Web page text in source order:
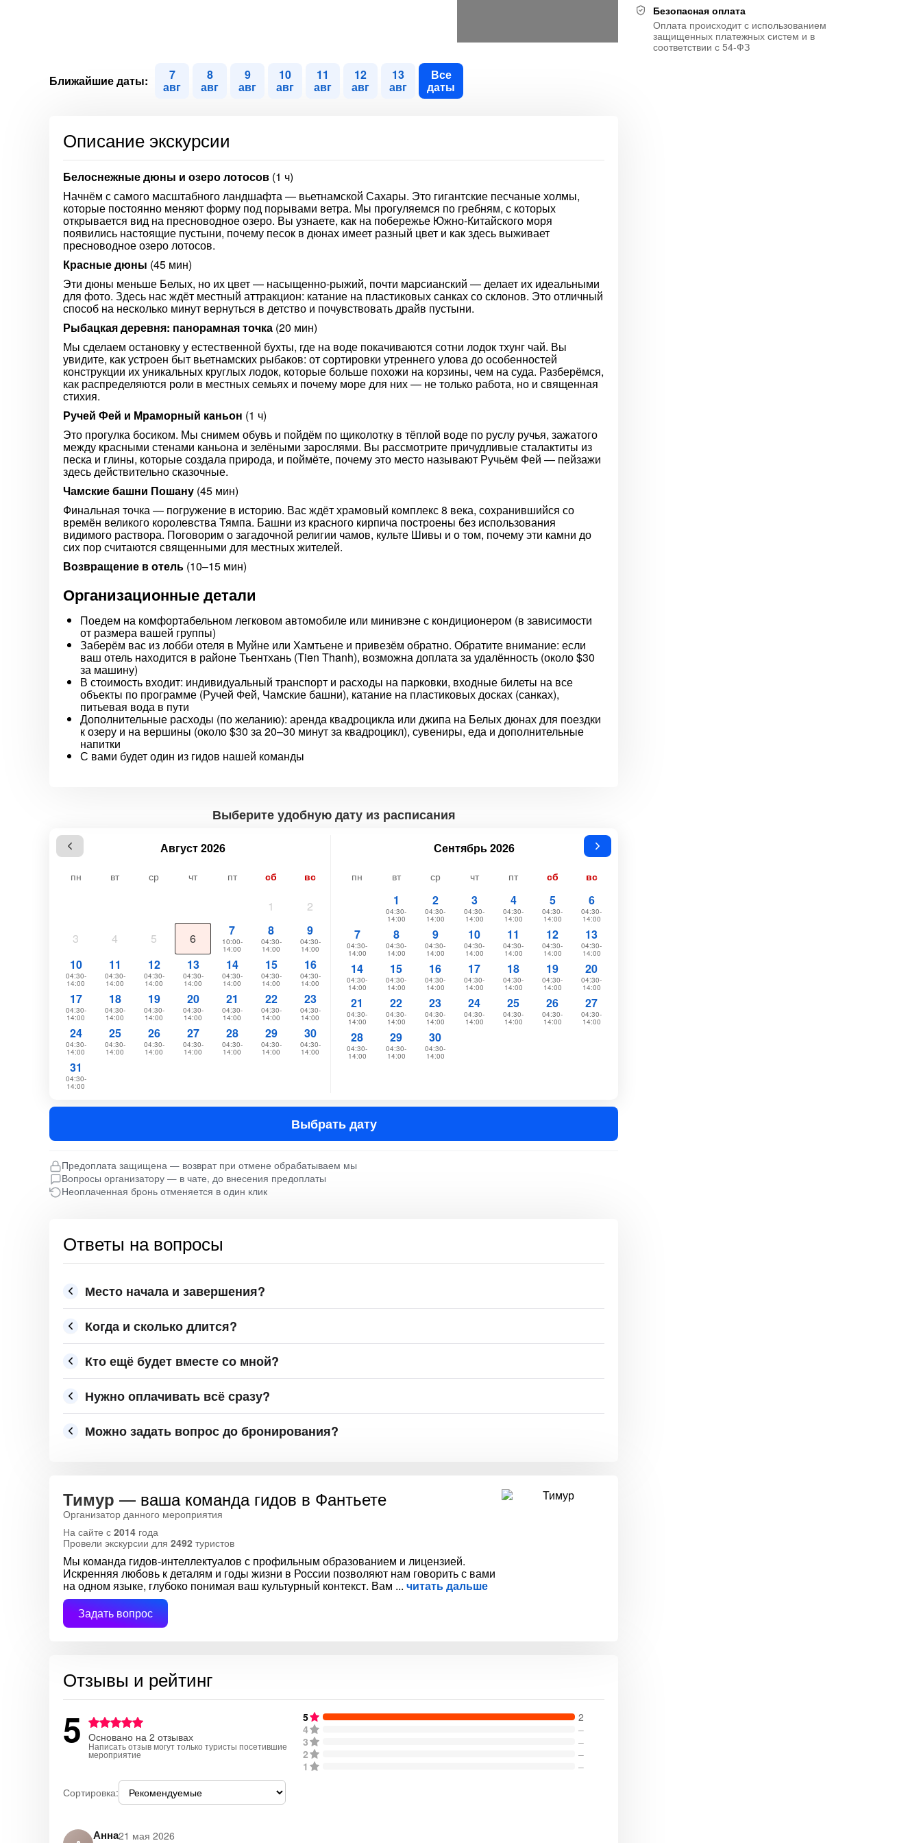
Ближайшие даты: 7
авг
8
авг
9
авг
10
авг
11
авг
12
авг
13
авг
Все
даты
Описание экскурсии
Белоснежные дюны и озеро лотосов (1 ч)
Начнём с самого масштабного ландшафта — вьетнамской Сахары. Это гигантские песчаные холмы,
которые постоянно меняют форму под порывами ветра. Мы прогуляемся по гребням, с которых
открывается вид на пресноводное озеро. Вы узнаете, как на побережье Южно-Китайского моря
появились настоящие пустыни, почему песок в дюнах имеет разный цвет и как здесь выживает
пресноводное озеро лотосов.
Красные дюны (45 мин)
Эти дюны меньше Белых, но их цвет — насыщенно-рыжий, почти марсианский — делает их идеальными
для фото. Здесь нас ждёт местный аттракцион: катание на пластиковых санках со склонов. Это отличный
способ на несколько минут вернуться в детство и почувствовать драйв пустыни.
Рыбацкая деревня: панорамная точка (20 мин)
Мы сделаем остановку у естественной бухты, где на воде покачиваются сотни лодок тхунг чай. Вы
увидите, как устроен быт вьетнамских рыбаков: от сортировки утреннего улова до особенностей
конструкции их уникальных круглых лодок, которые больше похожи на корзины, чем на суда. Разберёмся,
как распределяются роли в местных семьях и почему море для них — не только работа, но и священная
стихия.
Ручей Фей и Мраморный каньон (1 ч)
Это прогулка босиком. Мы снимем обувь и пойдём по щиколотку в тёплой воде по руслу ручья, зажатого
между красными стенами каньона и зелёными зарослями. Вы рассмотрите причудливые сталактиты из
песка и глины, которые создала природа, и поймёте, почему это место называют Ручьём Фей — пейзажи
здесь действительно сказочные.
Чамские башни Пошану (45 мин)
Финальная точка — погружение в историю. Вас ждёт храмовый комплекс 8 века, сохранившийся со
времён великого королевства Тямпа. Башни из красного кирпича построены без использования
видимого раствора. Поговорим о загадочной религии чамов, культе Шивы и о том, почему эти камни до
сих пор считаются священными для местных жителей.
Возвращение в отель (10–15 мин)
Организационные детали
Поедем на комфортабельном легковом автомобиле или минивэне с кондиционером (в зависимости
от размера вашей группы)
Заберём вас из лобби отеля в Муйне или Хамтьене и привезём обратно. Обратите внимание: если
ваш отель находится в районе Тьентхань (Tien Thanh), возможна доплата за удалённость (около $30
за машину)
В стоимость входит: индивидуальный транспорт и расходы на парковки, входные билеты на все
объекты по программе (Ручей Фей, Чамские башни), катание на пластиковых досках (санках),
питьевая вода в пути
Дополнительные расходы (по желанию): аренда квадроцикла или джипа на Белых дюнах для поездки
к озеру и на вершины (около $30 за 20–30 минут за квадроцикл), сувениры, еда и дополнительные
напитки
С вами будет один из гидов нашей команды
Выберите удобную дату из расписания
Август 2026
пн вт ср чт пт сб вс
1 2
3 4 5 6
7
10:00-
14:00
8
04:30-
14:00
9
04:30-
14:00
10
04:30-
14:00
11
04:30-
14:00
12
04:30-
14:00
13
04:30-
14:00
14
04:30-
14:00
15
04:30-
14:00
16
04:30-
14:00
17
04:30-
14:00
18
04:30-
14:00
19
04:30-
14:00
20
04:30-
14:00
21
04:30-
14:00
22
04:30-
14:00
23
04:30-
14:00
24
04:30-
14:00
25
04:30-
14:00
26
04:30-
14:00
27
04:30-
14:00
28
04:30-
14:00
29
04:30-
14:00
30
04:30-
14:00
31
04:30-
14:00
Сентябрь 2026
пн вт ср чт пт сб вс
1
04:30-
14:00
2
04:30-
14:00
3
04:30-
14:00
4
04:30-
14:00
5
04:30-
14:00
6
04:30-
14:00
7
04:30-
14:00
8
04:30-
14:00
9
04:30-
14:00
10
04:30-
14:00
11
04:30-
14:00
12
04:30-
14:00
13
04:30-
14:00
14
04:30-
14:00
15
04:30-
14:00
16
04:30-
14:00
17
04:30-
14:00
18
04:30-
14:00
19
04:30-
14:00
20
04:30-
14:00
21
04:30-
14:00
22
04:30-
14:00
23
04:30-
14:00
24
04:30-
14:00
25
04:30-
14:00
26
04:30-
14:00
27
04:30-
14:00
28
04:30-
14:00
29
04:30-
14:00
30
04:30-
14:00
Выбрать дату
Предоплата защищена — возврат при отмене обрабатываем мы
Вопросы организатору — в чате, до внесения предоплаты
Неоплаченная бронь отменяется в один клик
Ответы на вопросы
Место начала и завершения?
Когда и сколько длится?
Кто ещё будет вместе со мной?
Нужно оплачивать всё сразу?
Можно задать вопрос до бронирования?
Тимур — ваша команда гидов в Фантьете
Организатор данного мероприятия
На сайте с 2014 года
Провели экскурсии для 2492 туристов
Мы команда гидов-интеллектуалов с профильным образованием и лицензией.
Искренняя любовь к деталям и годы жизни в России позволяют нам говорить с вами
на одном языке, глубоко понимая ваш культурный контекст. Вам
читать дальше
Задать вопрос
Отзывы и рейтинг
5 Основано на 2 отзывах
Написать отзыв могут только туристы посетившие
мероприятие
5
2
4
–
3
–
2
–
1
–
Сортировка:
Анна21 мая 2026
Безопасная оплата
Оплата происходит с использованием
защищенных платежных систем и в
соответствии с 54-ФЗ